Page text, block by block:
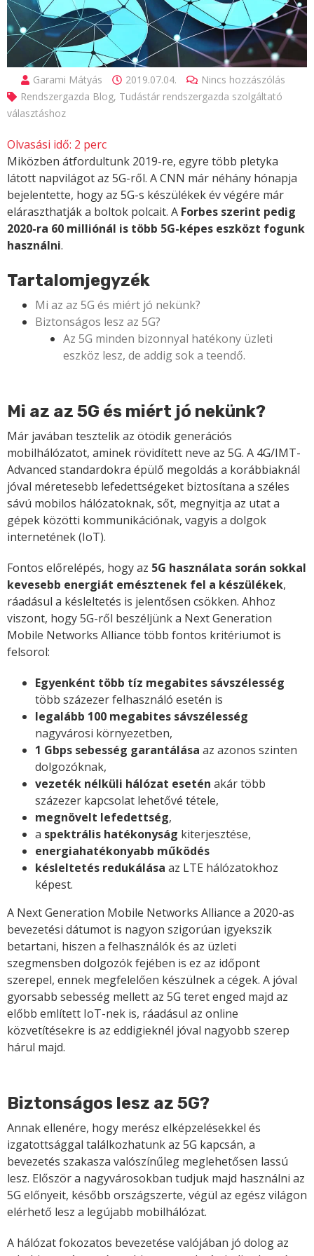
Garami Mátyás 2019.07.04.
Nincs hozzászólás
Rendszergazda Blog, Tudástár rendszergazda szolgáltató
választáshoz
Olvasási idő: 2 perc
Miközben átfordultunk 2019-re, egyre több pletyka
látott napvilágot az 5G-ről. A CNN már néhány hónapja
bejelentette, hogy az 5G-s készülékek év végére már
eláraszthatják a boltok polcait. A Forbes szerint pedig
2020-ra 60 milliónál is több 5G-képes eszközt fogunk
használni.
Tartalomjegyzék
Mi az az 5G és miért jó nekünk?
Biztonságos lesz az 5G?
Az 5G minden bizonnyal hatékony üzleti
eszköz lesz, de addig sok a teendő.
Mi az az 5G és miért jó nekünk?
Már javában tesztelik az ötödik generációs
mobilhálózatot, aminek rövidített neve az 5G. A 4G/IMT-
Advanced standardokra épülő megoldás a korábbiaknál
jóval méretesebb lefedettségeket biztosítana a széles
sávú mobilos hálózatoknak, sőt, megnyitja az utat a
gépek közötti kommunikációnak, vagyis a dolgok
internetének (IoT).
Fontos előrelépés, hogy az 5G használata során sokkal
kevesebb energiát emésztenek fel a készülékek,
ráadásul a késleltetés is jelentősen csökken. Ahhoz
viszont, hogy 5G-ről beszéljünk a Next Generation
Mobile Networks Alliance több fontos kritériumot is
felsorol:
Egyenként több tíz megabites sávszélesség
több százezer felhasználó esetén is
legalább 100 megabites sávszélesség
nagyvárosi környezetben,
1 Gbps sebesség garantálása az azonos szinten
dolgozóknak,
vezeték nélküli hálózat esetén akár több
százezer kapcsolat lehetővé tétele,
megnövelt lefedettség,
a spektrális hatékonyság kiterjesztése,
energiahatékonyabb működés
késleltetés redukálása az LTE hálózatokhoz
képest.
A Next Generation Mobile Networks Alliance a 2020-as
bevezetési dátumot is nagyon szigorúan igyekszik
betartani, hiszen a felhasználók és az üzleti
szegmensben dolgozók fejében is ez az időpont
szerepel, ennek megfelelően készülnek a cégek. A jóval
gyorsabb sebesség mellett az 5G teret enged majd az
előbb említett IoT-nek is, ráadásul az online
közvetítésekre is az eddigieknél jóval nagyobb szerep
hárul majd.
Biztonságos lesz az 5G?
Annak ellenére, hogy merész elképzelésekkel és
izgatottsággal találkozhatunk az 5G kapcsán, a
bevezetés szakasza valószínűleg meglehetősen lassú
lesz. Először a nagyvárosokban tudjuk majd használni az
5G előnyeit, később országszerte, végül az egész világon
elérhető lesz a legújabb mobilhálózat.
A hálózat fokozatos bevezetése valójában jó dolog az